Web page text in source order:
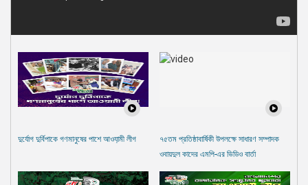
দুর্যোগ দুর্বিপাকে গণমানুষের পাশে আওযা়মী লীগ
৭৫তম প্রতিষ্ঠাবার্ষিকী উপলক্ষে সাধারণ সম্পাদক
ওবায়দুল কাদের এমপি-এর ভিডিও বার্তা